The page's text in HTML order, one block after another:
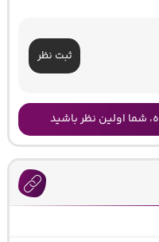
ثبت نظر
شما اولین نظر باشید